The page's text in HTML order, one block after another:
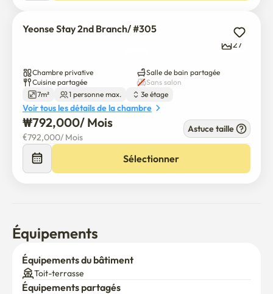
• Extincteurs
• Détecteur de dioxyde de carbone
• Assurance incendie
☕ Mode de vie proche
• Cafés et restaurants autour de l'Université Yonsei
• E-Mart Sinong
• Megabox Sinong
• CGV Sinong Artreon
• Accès pratique à Hongdae et Sinongong
Yonsei Stay Terrace offre une maison paisible et
sécuritaire où les étudiants internationaux peuvent se
concentrer sur leurs études tout en créant des souvenirs
inoubliables en Corée.
Yeonse Stay 2nd Branch/ #305
27
Chambre privative
Salle de bain partagée
Cuisine partagée
Sans salon
7m²
1 personne max. 3e étage
Voir tous les détails de la chambre
₩792,000/ Mois
€792,000/ Mois
Astuce taille
Sélectionner
Équipements
Équipements du bâtiment
Toit-terrasse
Équipements partagés